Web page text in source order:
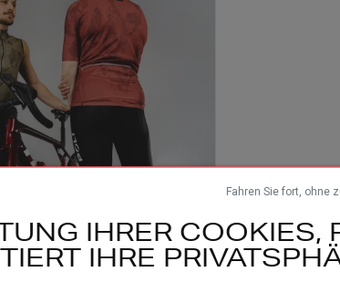
Fahren Sie fort, ohne
IHRER COOKIES,
IHRE